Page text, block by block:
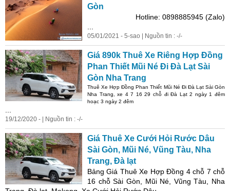
Gòn
Hotline: 0898885945 (Zalo)
05/01/2021 - 5-sao | Nguồn tin : -/-
Giá 890k Thuê Xe Riêng Hợp Đồng
Phan Thiết Mũi Né Đi Đà Lạt Sài
Gòn Nha Trang
Thuê Xe Hợp Đồng Phan Thiết Mũi Né Đi Đà Lạt Sài Gòn
Nha Trang, xe 4 7 16 29 chỗ đi Đà Lạt 2 ngày 1 đêm
hoạc 3 ngày 2 đêm
19/12/2020 - | Nguồn tin : -/-
Giá Thuê Xe Cưới Hỏi Rước Dâu
Sài Gòn, Mũi Né, Vũng Tàu, Nha
Trang, Đà lạt
Bảng Giá Thuê Xe Hợp Đồng 4 chỗ 7 chỗ
16 chỗ Sài Gòn, Mũi Né, Vũng Tàu, Nha